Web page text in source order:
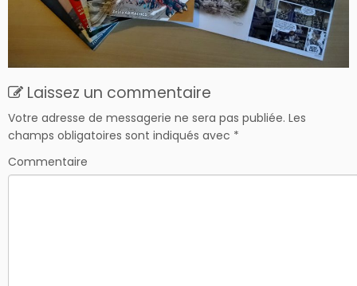
Laissez un commentaire
Votre adresse de messagerie ne sera pas publiée. Les
champs obligatoires sont indiqués avec *
Commentaire